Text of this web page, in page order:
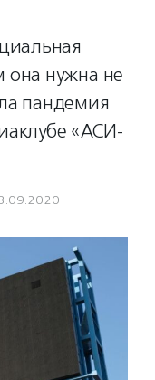
она нужна не
пандемия
«АСИ-